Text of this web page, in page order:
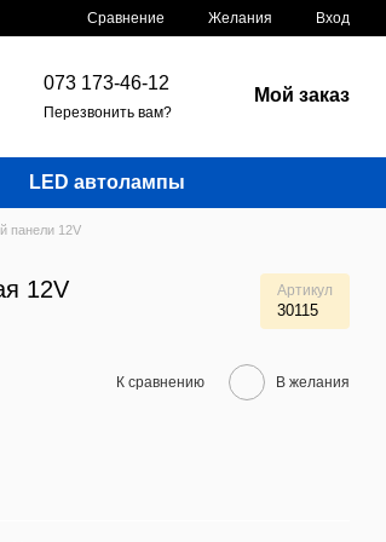
Сравнение Желания Вход
073 173-46-12
Перезвонить вам?
Мой заказ
LED автолампы
панели 12V
12V Артикул
30115
К сравнению В желания